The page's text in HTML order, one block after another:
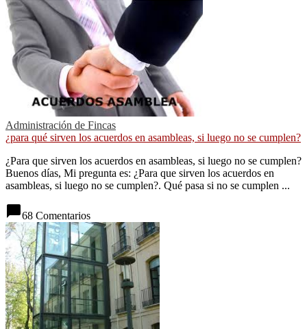
Administración de Fincas
¿para qué sirven los acuerdos en asambleas, si luego no se cumplen?
¿Para que sirven los acuerdos en asambleas, si luego no se cumplen?
Buenos días, Mi pregunta es: ¿Para que sirven los acuerdos en
asambleas, si luego no se cumplen?. Qué pasa si no se cumplen ...
chat_bubble68 Comentarios